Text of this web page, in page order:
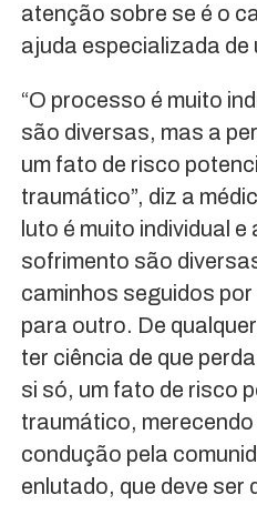
atenção sobre se é o
ajuda especializada de
“O processo é muito
são diversas, mas a
um fato de risco
traumático”, diz a
luto é muito individual
sofrimento são
caminhos seguidos por
para outro. De
ter ciência de que
si só, um fato de risco
traumático,
condução pela
enlutado, que deve ser